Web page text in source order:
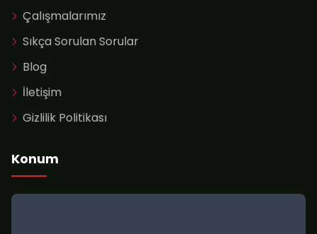
Çalışmalarımız
Sıkça Sorulan Sorular
Blog
İletişim
Gizlilik Politikası
Konum